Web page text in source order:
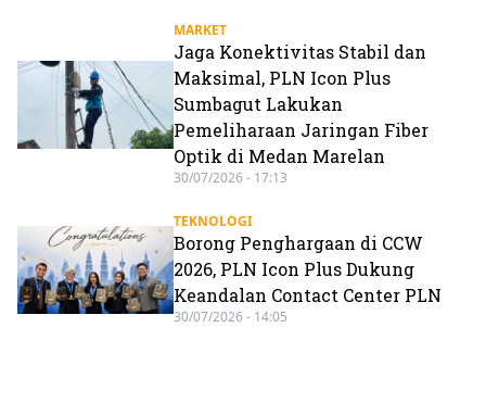
MARKET
Jaga Konektivitas Stabil dan
Maksimal, PLN Icon Plus
Sumbagut Lakukan
Pemeliharaan Jaringan Fiber
Optik di Medan Marelan
30/07/2026 - 17:13
TEKNOLOGI
Borong Penghargaan di CCW
2026, PLN Icon Plus Dukung
Keandalan Contact Center PLN
30/07/2026 - 14:05